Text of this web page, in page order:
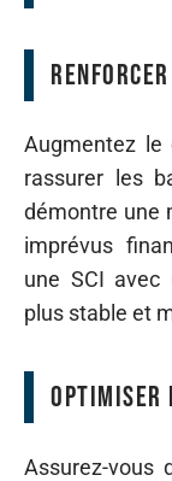
Augmentez le
rassurer les
démontre une
imprévus
une SCI avec
plus stable et
Assurez-vous